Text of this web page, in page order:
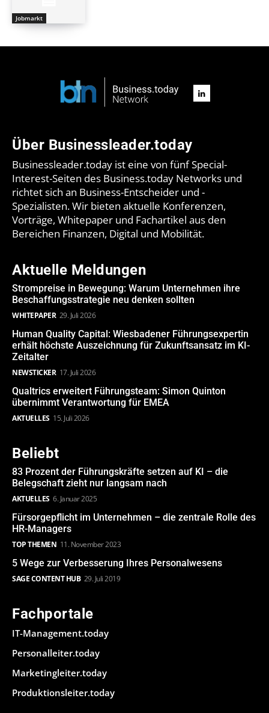
Jobmarkt
Über Businessleader.today
Businessleader.today ist eine von fünf Special-
Interest-Seiten des Business.today Networks und
richtet sich an Business-Entscheider und -
Spezialisten. Wir bieten aktuelle Konferenzen,
Vorträge, Whitepaper und Fachartikel aus den
Bereichen Finanzen, Digital und Mobilität.
Aktuelle Meldungen
Strompreise in Bewegung: Warum Unternehmen ihre
Beschaffungsstrategie neu denken sollten
WHITEPAPER 29. Juli 2026
Human Quality Capital: Wiesbadener Führungsexpertin
erhält höchste Auszeichnung für Zukunftsansatz im KI-
Zeitalter
NEWSTICKER 17. Juli 2026
Qualtrics erweitert Führungsteam: Simon Quinton
übernimmt Verantwortung für EMEA
AKTUELLES 15. Juli 2026
Beliebt
83 Prozent der Führungskräfte setzen auf KI – die
Belegschaft zieht nur langsam nach
AKTUELLES 6. Januar 2025
Fürsorgepflicht im Unternehmen – die zentrale Rolle des
HR-Managers
TOP THEMEN 11. November 2023
5 Wege zur Verbesserung Ihres Personalwesens
SAGE CONTENT HUB 29. Juli 2019
Fachportale
IT-Management.today
Personalleiter.today
Marketingleiter.today
Produktionsleiter.today